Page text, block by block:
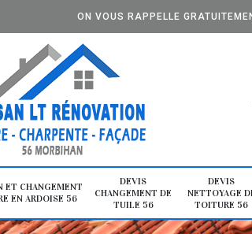
ON VOUS RAPPELLE
ET CHANGEMENT
EN ARDOISE 56
DEVIS
CHANGEMENT DE
TUILE 56
DEVIS
NETTOYAGE
TOITURE 56